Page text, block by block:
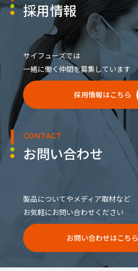
採用情報
サイフューズでは
一緒に働く仲間を募集しています
採用情報はこちら
CONTACT
お問い合わせ
製品についてやメディア取材など
お気軽にお問い合わせください
お問い合わせはこちら